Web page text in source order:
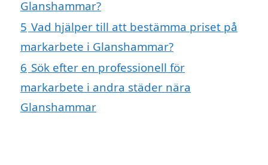
Glanshammar?
5 Vad hjälper till att bestämma priset på
markarbete i Glanshammar?
6 Sök efter en professionell för
markarbete i andra städer nära
Glanshammar